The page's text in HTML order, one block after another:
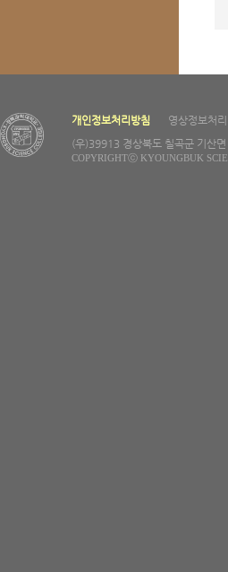
개인정보처리방침 영상정보처
(우)39913 경상북도 칠곡군 기산
COPYRIGHTⓒ KYOUNGBUK